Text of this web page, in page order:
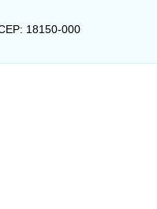
18150-000